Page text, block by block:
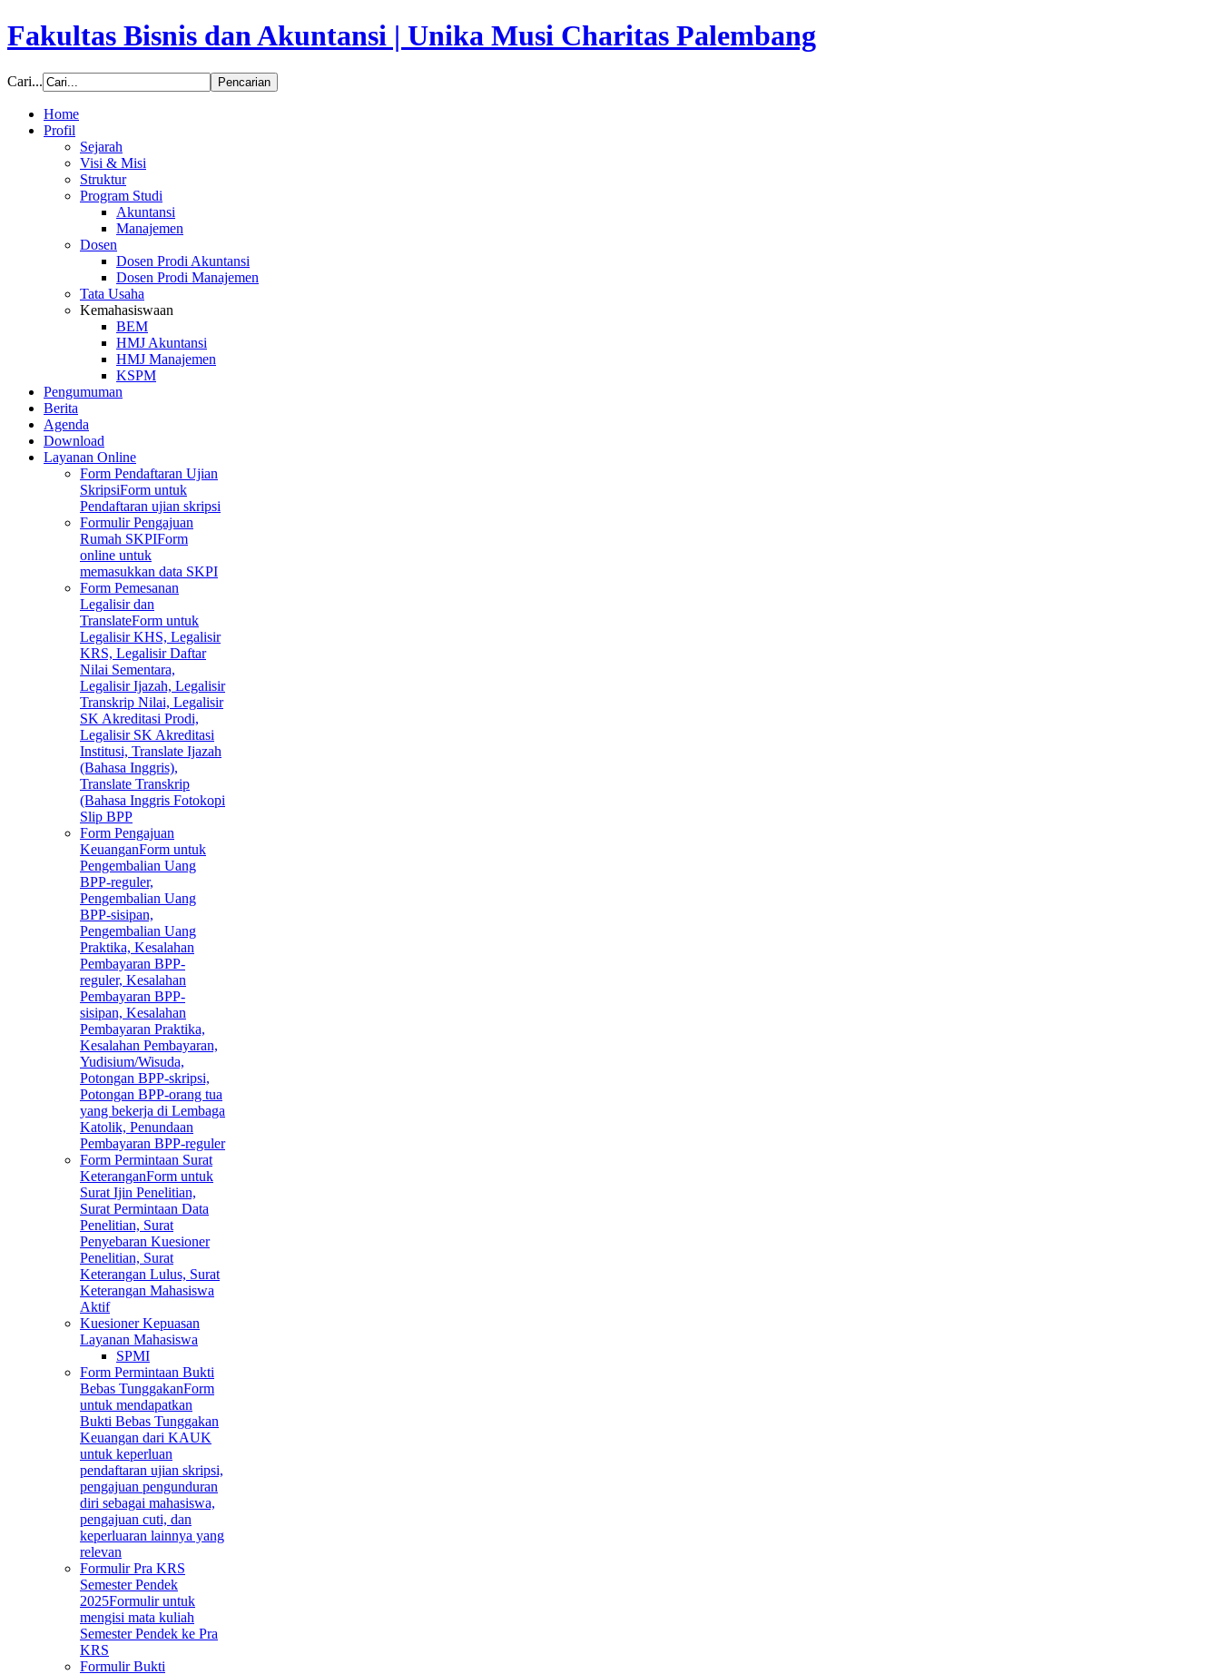
Fakultas Bisnis dan Akuntansi | Unika Musi Charitas Palembang
Cari...
Home
Profil
Sejarah
Visi & Misi
Struktur
Program Studi
Akuntansi
Manajemen
Dosen
Dosen Prodi Akuntansi
Dosen Prodi Manajemen
Tata Usaha
Kemahasiswaan
BEM
HMJ Akuntansi
HMJ Manajemen
KSPM
Pengumuman
Berita
Agenda
Download
Layanan Online
Form Pendaftaran Ujian
SkripsiForm untuk
Pendaftaran ujian skripsi
Formulir Pengajuan
Rumah SKPIForm
online untuk
memasukkan data SKPI
Form Pemesanan
Legalisir dan
TranslateForm untuk
Legalisir KHS, Legalisir
KRS, Legalisir Daftar
Nilai Sementara,
Legalisir Ijazah, Legalisir
Transkrip Nilai, Legalisir
SK Akreditasi Prodi,
Legalisir SK Akreditasi
Institusi, Translate Ijazah
(Bahasa Inggris),
Translate Transkrip
(Bahasa Inggris Fotokopi
Slip BPP
Form Pengajuan
KeuanganForm untuk
Pengembalian Uang
BPP-reguler,
Pengembalian Uang
BPP-sisipan,
Pengembalian Uang
Praktika, Kesalahan
Pembayaran BPP-
reguler, Kesalahan
Pembayaran BPP-
sisipan, Kesalahan
Pembayaran Praktika,
Kesalahan Pembayaran,
Yudisium/Wisuda,
Potongan BPP-skripsi,
Potongan BPP-orang tua
yang bekerja di Lembaga
Katolik, Penundaan
Pembayaran BPP-reguler
Form Permintaan Surat
KeteranganForm untuk
Surat Ijin Penelitian,
Surat Permintaan Data
Penelitian, Surat
Penyebaran Kuesioner
Penelitian, Surat
Keterangan Lulus, Surat
Keterangan Mahasiswa
Aktif
Kuesioner Kepuasan
Layanan Mahasiswa
SPMI
Form Permintaan Bukti
Bebas TunggakanForm
untuk mendapatkan
Bukti Bebas Tunggakan
Keuangan dari KAUK
untuk keperluan
pendaftaran ujian skripsi,
pengajuan pengunduran
diri sebagai mahasiswa,
pengajuan cuti, dan
keperluaran lainnya yang
relevan
Formulir Pra KRS
Semester Pendek
2025Formulir untuk
mengisi mata kuliah
Semester Pendek ke Pra
KRS
Formulir Bukti